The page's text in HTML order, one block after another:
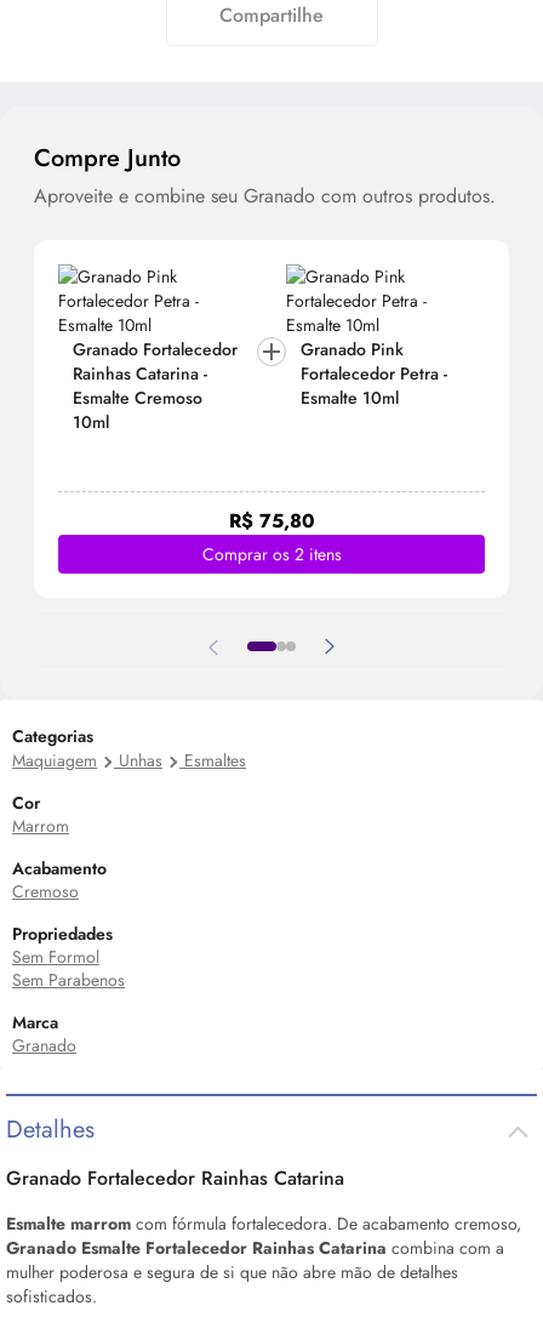
Compartilhe
Compre Junto
Aproveite e combine seu Granado com outros produtos.
Granado Fortalecedor
Rainhas Catarina -
Esmalte Cremoso
10ml
Granado Pink
Fortalecedor Petra -
Esmalte 10ml
R$ 75,80
Comprar os 2 itens
Categorias
Maquiagem
Unhas
Esmaltes
Cor
Marrom
Acabamento
Cremoso
Propriedades
Sem Formol
Sem Parabenos
Marca
Granado
Detalhes
Granado Fortalecedor Rainhas Catarina
Esmalte marrom com fórmula fortalecedora. De acabamento cremoso,
Granado Esmalte Fortalecedor Rainhas Catarina combina com a
mulher poderosa e segura de si que não abre mão de detalhes
sofisticados.